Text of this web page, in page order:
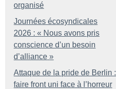
organisé
Journées écosyndicales
2026 : « Nous avons pris
conscience d’un besoin
d’alliance »
Attaque de la pride de Berlin :
faire front uni face à l’horreur